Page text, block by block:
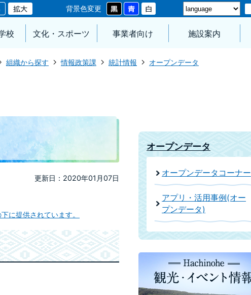
背景色変更
校 文化・スポーツ 事業者向け 施設案内
組織から探す 情報政策課 統計情報
オープンデータ
更新日：2020年01月07日
に提供されています。
オープンデータ
オープンデータコーナー
アプリ・活用事例(オー
プンデータ)